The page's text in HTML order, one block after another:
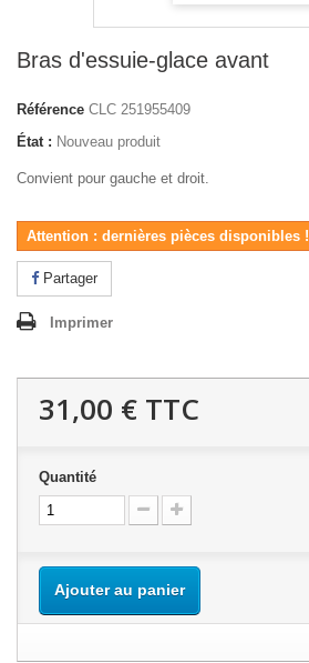
Bras d'essuie-glace avant
Référence CLC 251955409
État : Nouveau produit
Convient pour gauche et droit.
Attention : dernières pièces disponibles !
Partager
Imprimer
31,00 € TTC
Quantité
Ajouter au panier